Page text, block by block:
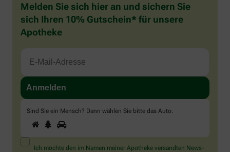
Melden Sie sich hier an und sichern Sie
sich Ihren 10% Gutschein* für unsere
Apotheke
Sind Sie ein Mensch? Dann wählen Sie bitte das Auto
Sie
ein
Mensch?
1 2
Ich möchte den im Namen meiner Apotheke versandten News-